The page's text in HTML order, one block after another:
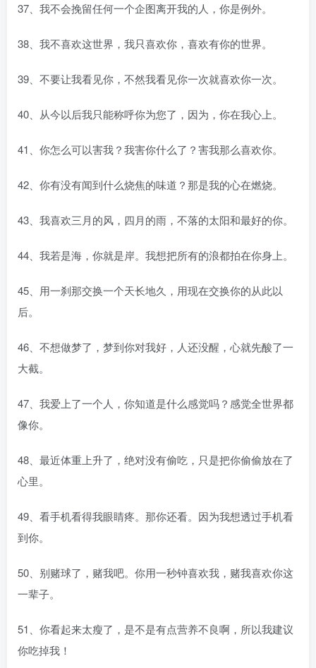
37、我不会挽留任何一个企图离开我的人，你是例外。
38、我不喜欢这世界，我只喜欢你，喜欢有你的世界。
39、不要让我看见你，不然我看见你一次就喜欢你一次。
40、从今以后我只能称呼你为您了，因为，你在我心上。
41、你怎么可以害我？我害你什么了？害我那么喜欢你。
42、你有没有闻到什么烧焦的味道？那是我的心在燃烧。
43、我喜欢三月的风，四月的雨，不落的太阳和最好的你。
44、我若是海，你就是岸。我想把所有的浪都拍在你身上。
45、用一刹那交换一个天长地久，用现在交换你的从此以
后。
46、不想做梦了，梦到你对我好，人还没醒，心就先酸了一
大截。
47、我爱上了一个人，你知道是什么感觉吗？感觉全世界都
像你。
48、最近体重上升了，绝对没有偷吃，只是把你偷偷放在了
心里。
49、看手机看得我眼睛疼。那你还看。因为我想透过手机看
到你。
50、别赌球了，赌我吧。你用一秒钟喜欢我，赌我喜欢你这
一辈子。
51、你看起来太瘦了，是不是有点营养不良啊，所以我建议
你吃掉我！